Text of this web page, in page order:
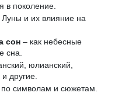
в поколение.
и их влияние на
сон – как небесные
сна.
юлианский,
другие.
по символам и сюжетам.